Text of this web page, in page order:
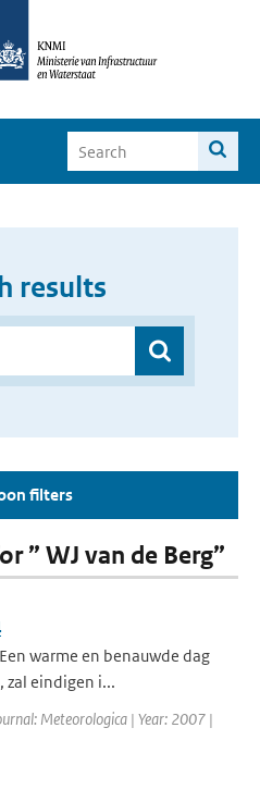
results
filters
” WJ van de Berg”
warme en benauwde dag
zal eindigen i...
Meteorologica | Year: 2007 |